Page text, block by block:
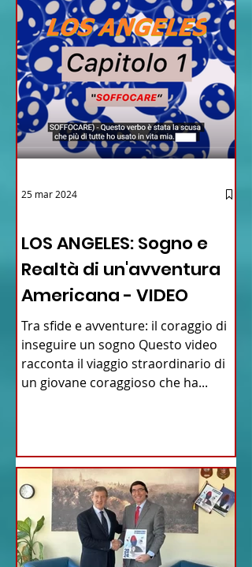
LOS ANGELES: Sogno e
Realtà di un'avventura
Americana - VIDEO
Tra sfide e avventure: il coraggio di
inseguire un sogno Questo video
racconta il viaggio straordinario di
un giovane coraggioso che ha...
25 mar 2024